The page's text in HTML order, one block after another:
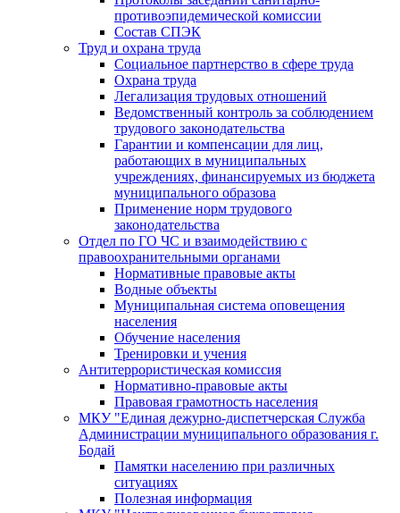
противоэпидемической комиссии
Состав СПЭК
Труд и охрана труда
Социальное партнерство в сфере труда
Охрана труда
Легализация трудовых отношений
Ведомственный контроль за соблюдением
трудового законодательства
Гарантии и компенсации для лиц,
работающих в муниципальных
учреждениях, финансируемых из бюджета
муниципального образова
Применение норм трудового
законодательства
Отдел по ГО ЧС и взаимодействию с
правоохранительными органами
Нормативные правовые акты
Водные объекты
Муниципальная система оповещения
населения
Обучение населения
Тренировки и учения
Антитеррористическая комиссия
Нормативно-правовые акты
Правовая грамотность населения
МКУ "Единая дежурно-диспетчерская Служба
Администрации муниципального образования г.
Бодай
Памятки населению при различных
ситуациях
Полезная информация